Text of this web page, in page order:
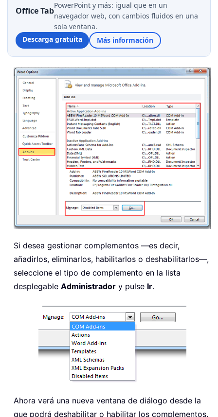
Office Tab
PowerPoint y más: igual que en un
navegador web, con cambios fluidos en una
sola ventana.
Descarga gratuita
Más información
Si desea gestionar complementos —es decir,
añadirlos, eliminarlos, habilitarlos o deshabilitarlos—,
seleccione el tipo de complemento en la lista
desplegable Administrador y pulse Ir.
Ahora verá una nueva ventana de diálogo desde la
que podrá deshabilitar o habilitar los complementos.